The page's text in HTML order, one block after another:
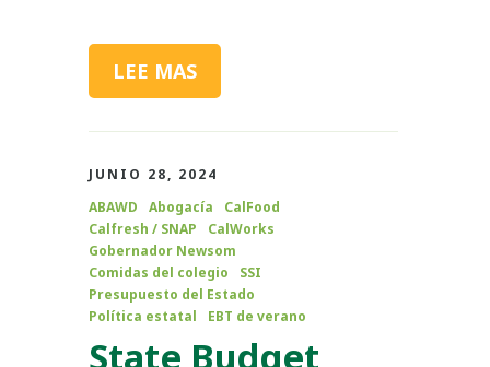
LEE MAS
JUNIO 28, 2024
ABAWD
Abogacía
CalFood
Calfresh / SNAP
CalWorks
Gobernador Newsom
Comidas del colegio
SSI
Presupuesto del Estado
Política estatal
EBT de verano
State Budget